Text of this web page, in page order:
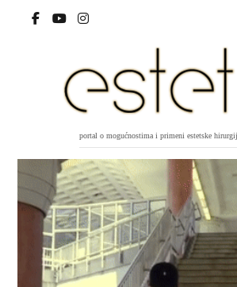
portal o mogućnostima i primeni estetske